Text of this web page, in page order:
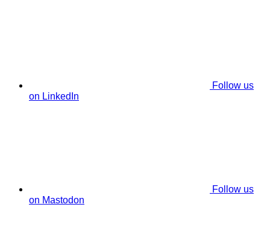
Follow us
on LinkedIn
Follow us
on Mastodon